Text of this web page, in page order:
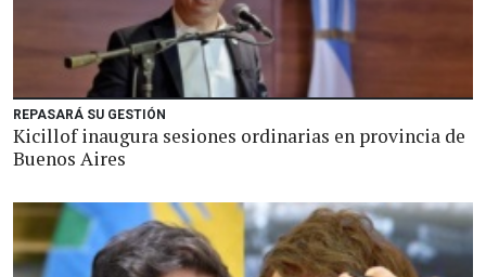
REPASARÁ SU GESTIÓN
Kicillof inaugura sesiones ordinarias en provincia de
Buenos Aires